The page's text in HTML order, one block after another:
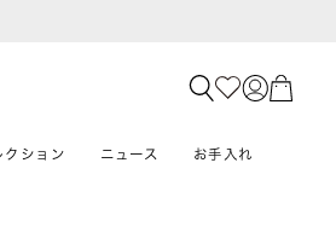
クション ニュース お手入れ